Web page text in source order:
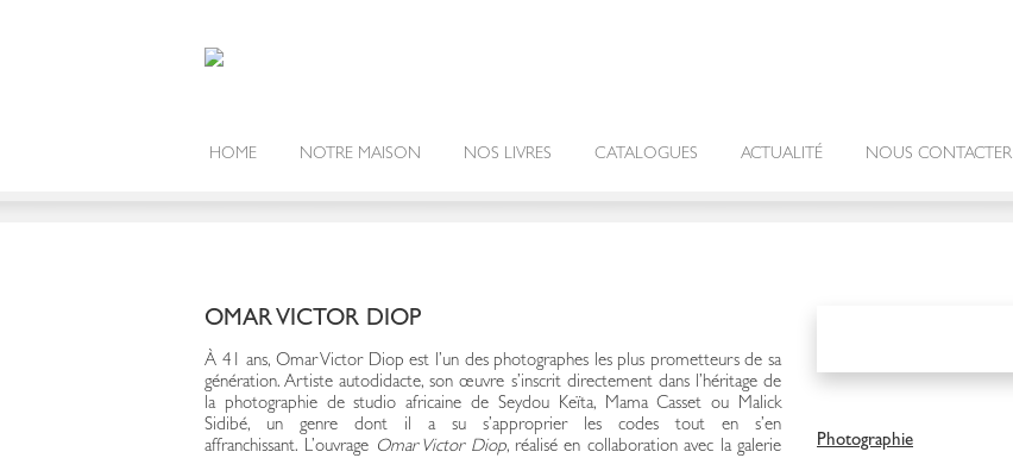
HOME NOTRE MAISON NOS LIVRES CATALOGUES ACTUALITÉ NOUS CONTACTER
OMAR VICTOR DIOP
À 41 ans, Omar Victor Diop est l’un des photographes les plus prometteurs de sa
génération. Artiste autodidacte, son œuvre s’inscrit directement dans l’héritage de
la photographie de studio africaine de Seydou Keïta, Mama Casset ou Malick
Sidibé, un genre dont il a su s’approprier les codes tout en s’en
affranchissant. L’ouvrage Omar Victor Diop, réalisé en collaboration avec la galerie
Photographie